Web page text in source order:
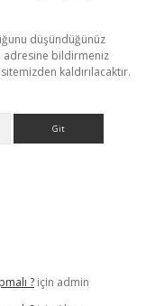
düşündüğünüz
adresine bildirmeniz
kaldırılacaktır.
? için admin